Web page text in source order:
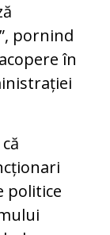
pornind
în
politice